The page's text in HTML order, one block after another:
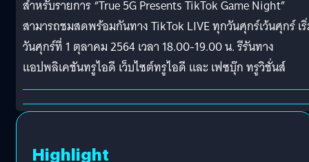
สำหรับรายการ “True 5G Presents TikTok Game Night”
สามารถชมสดพร้อมกันทาง TikTok LIVE ทุกวันศุกร์เว้นศุกร์ เ
วันศุกร์ที่ 1 ตุลาคม 2564 เวลา 18.00-19.00 น. รีรันทาง
แอปพลิเคชันทรูไอดี เว็บไซต์ทรูไอดี และ เฟซบุ๊ก ทรูวิชั่นส์
Highlight